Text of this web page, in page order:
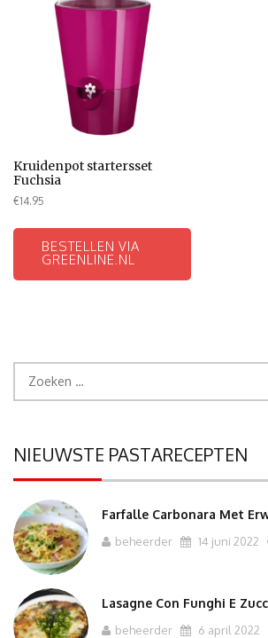
Kruidenpot startersset
Fuchsia
€14.95
BESTELLEN VIA
GREENLINE.NL
naar:
NIEUWSTE PASTARECEPTEN
Farfalle Carbonara Met
beheerder 14 juni 2022
Lasagne Con Funghi E
beheerder 6 april 2022